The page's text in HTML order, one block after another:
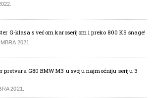
G-klasa s većom karoserijom i preko 800 KS snage!
2021.
pretvara G80 BMW M3 u svoju najmoćniju seriju 3
2021.